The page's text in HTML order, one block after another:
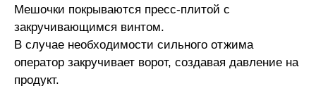
Мешочки покрываются пресс-плитой с
закручивающимся винтом.
В случае необходимости сильного отжима
оператор закручивает ворот, создавая давление на
продукт.